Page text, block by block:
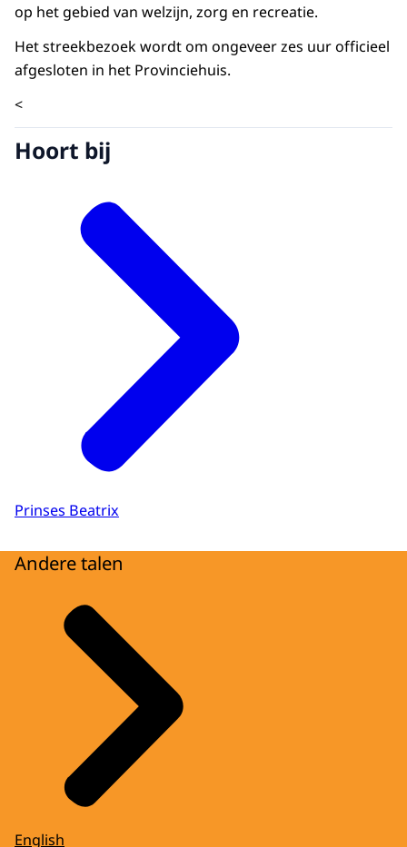
op het gebied van welzijn, zorg en recreatie.
Het streekbezoek wordt om ongeveer zes uur officieel
afgesloten in het Provinciehuis.
<
Hoort bij
Prinses Beatrix
Andere talen
English